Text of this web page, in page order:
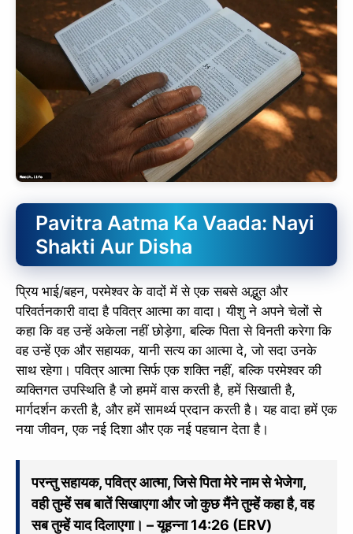
Pavitra Aatma Ka Vaada: Nayi
Shakti Aur Disha
प्रिय भाई/बहन, परमेश्वर के वादों में से एक सबसे अद्भुत और
परिवर्तनकारी वादा है पवित्र आत्मा का वादा। यीशु ने अपने चेलों से
कहा कि वह उन्हें अकेला नहीं छोड़ेगा, बल्कि पिता से विनती करेगा कि
वह उन्हें एक और सहायक, यानी सत्य का आत्मा दे, जो सदा उनके
साथ रहेगा। पवित्र आत्मा सिर्फ एक शक्ति नहीं, बल्कि परमेश्वर की
व्यक्तिगत उपस्थिति है जो हममें वास करती है, हमें सिखाती है,
मार्गदर्शन करती है, और हमें सामर्थ्य प्रदान करती है। यह वादा हमें एक
नया जीवन, एक नई दिशा और एक नई पहचान देता है।
परन्तु सहायक, पवित्र आत्मा, जिसे पिता मेरे नाम से भेजेगा,
वही तुम्हें सब बातें सिखाएगा और जो कुछ मैंने तुम्हें कहा है, वह
सब तुम्हें याद दिलाएगा। – यूहन्ना 14:26 (ERV)